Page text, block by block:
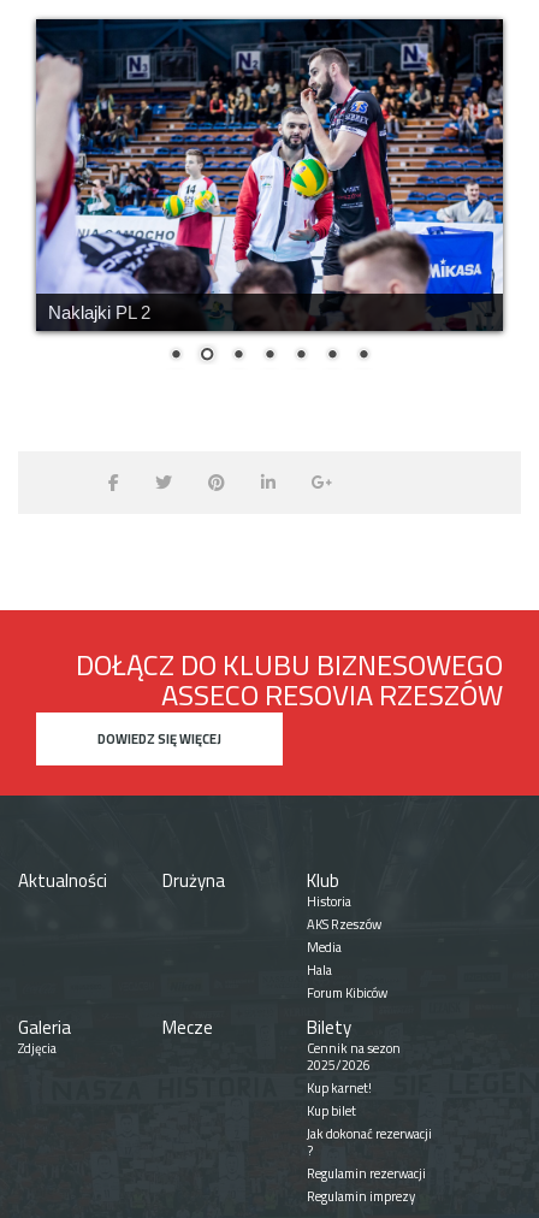
Naklajki PL 2
DOŁĄCZ DO KLUBU BIZNESOWEGO
ASSECO RESOVIA RZESZÓW
DOWIEDZ SIĘ WIĘCEJ
Aktualności Drużyna Klub
Historia
AKS Rzeszów
Media
Hala
Forum Kibiców
Galeria
Zdjęcia
Mecze Bilety
Cennik na sezon
2025/2026
Kup karnet!
Kup bilet
Jak dokonać rezerwacji
?
Regulamin rezerwacji
Regulamin imprezy